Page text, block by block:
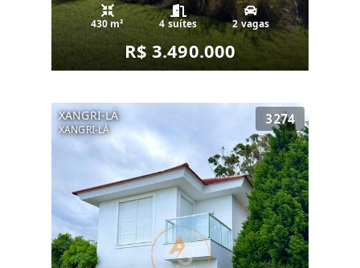
430 m² 4 suítes 2 vagas
R$ 3.490.000
XANGRI-LÁ
XANGRI-LÁ
3274